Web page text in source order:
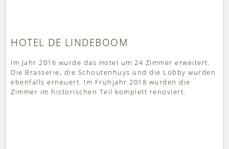
HOTEL DE LINDEBOOM
Im Jahr 2016 wurde das Hotel um 24 Zimmer erweitert.
Die Brasserie, die Schoutenhuys und die Lobby wurden
ebenfalls erneuert. Im Frühjahr 2018 wurden die
Zimmer im historischen Teil komplett renoviert.